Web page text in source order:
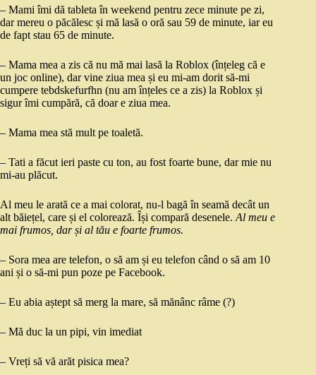
– Mami îmi dă tableta în weekend pentru zece minute pe zi,
dar mereu o păcălesc și mă lasă o oră sau 59 de minute, iar eu
de fapt stau 65 de minute.
– Mama mea a zis că nu mă mai lasă la Roblox (înțeleg că e
un joc online), dar vine ziua mea și eu mi-am dorit să-mi
cumpere tebdskefurfhn (nu am înțeles ce a zis) la Roblox și
sigur îmi cumpără, că doar e ziua mea.
– Mama mea stă mult pe toaletă.
– Tati a făcut ieri paste cu ton, au fost foarte bune, dar mie nu
mi-au plăcut.
Al meu le arată ce a mai colorat, nu-l bagă în seamă decât un
alt băiețel, care și el colorează. Își compară desenele. Al meu e
mai frumos, dar și al tău e foarte frumos.
– Sora mea are telefon, o să am și eu telefon când o să am 10
ani și o să-mi pun poze pe Facebook.
– Eu abia aștept să merg la mare, să mănânc râme (?)
– Mă duc la un pipi, vin imediat
– Vreți să vă arăt pisica mea?